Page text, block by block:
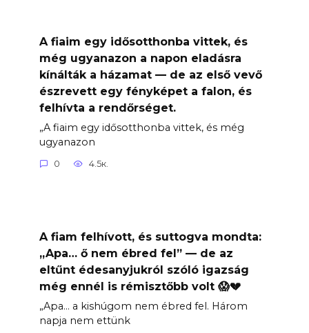
A fiaim egy idősotthonba vittek, és
még ugyanazon a napon eladásra
kínálták a házamat — de az első vevő
észrevett egy fényképet a falon, és
felhívta a rendőrséget.
„A fiaim egy idősotthonba vittek, és még
ugyanazon
0 4.5к.
A fiam felhívott, és suttogva mondta:
„Apa… ő nem ébred fel” — de az
eltűnt édesanyjukról szóló igazság
még ennél is rémisztőbb volt 😱💔
„Apa… a kishúgom nem ébred fel. Három
napja nem ettünk